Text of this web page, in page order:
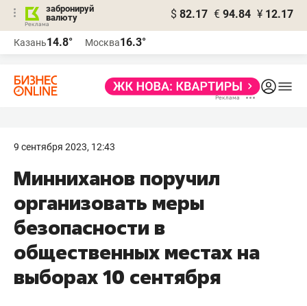
забронируй
валюту
$ 82.17 € 94.84 ¥ 12.17
Казань14.8° Москва16.3°
9 сентября 2023, 12:43
Минниханов поручил
организовать меры
безопасности в
общественных местах на
выборах 10 сентября